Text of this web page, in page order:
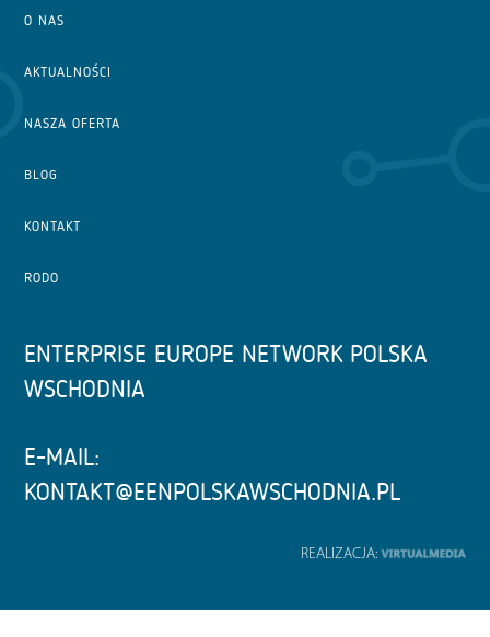
O NAS
AKTUALNOŚCI
NASZA OFERTA
BLOG
KONTAKT
RODO
ENTERPRISE EUROPE NETWORK POLSKA
WSCHODNIA
E-MAIL:
KONTAKT@EENPOLSKAWSCHODNIA.PL
REALIZACJA: